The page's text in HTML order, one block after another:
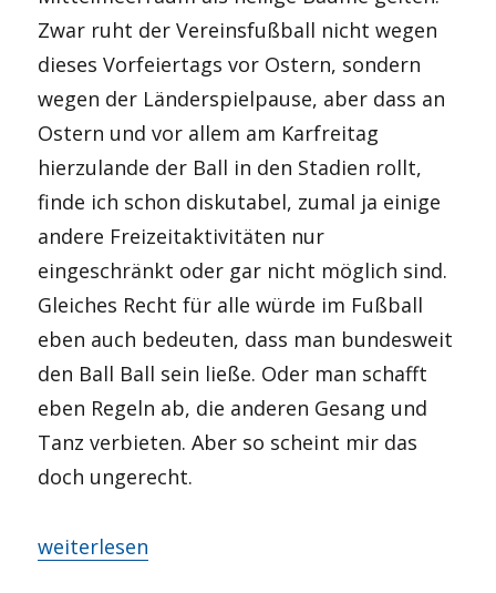
Zwar ruht der Vereinsfußball nicht wegen
dieses Vorfeiertags vor Ostern, sondern
wegen der Länderspielpause, aber dass an
Ostern und vor allem am Karfreitag
hierzulande der Ball in den Stadien rollt,
finde ich schon diskutabel, zumal ja einige
andere Freizeitaktivitäten nur
eingeschränkt oder gar nicht möglich sind.
Gleiches Recht für alle würde im Fußball
eben auch bedeuten, dass man bundesweit
den Ball Ball sein ließe. Oder man schafft
eben Regeln ab, die anderen Gesang und
Tanz verbieten. Aber so scheint mir das
doch ungerecht.
„Palmsonntag“
weiterlesen